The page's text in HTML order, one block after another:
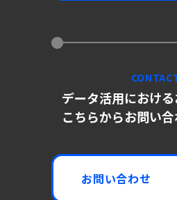
データ活用におけ
こちらからお問い
お問い合わせ